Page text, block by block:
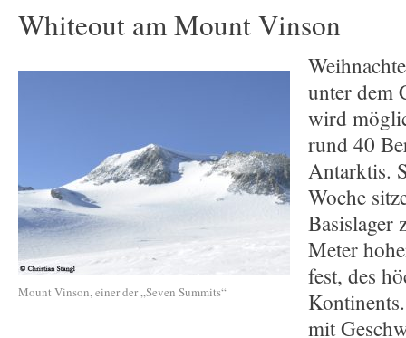
Whiteout am Mount Vinson
Mount Vinson, einer der „Seven Summits“
unter dem
wird
rund 40
Antarktis.
Woche
Basislager
Meter
fest, des
mit